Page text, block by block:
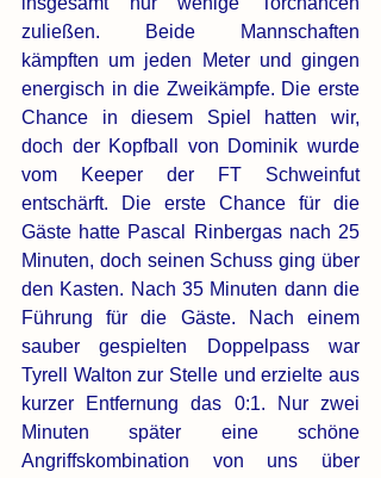
zuließen. Beide Mannschaften
kämpften um jeden Meter und gingen
energisch in die Zweikämpfe. Die erste
Chance in diesem Spiel hatten wir,
doch der Kopfball von Dominik wurde
vom Keeper der FT Schweinfut
entschärft. Die erste Chance für die
Gäste hatte Pascal Rinbergas nach 25
Minuten, doch seinen Schuss ging über
den Kasten. Nach 35 Minuten dann die
Führung für die Gäste. Nach einem
sauber gespielten Doppelpass war
Tyrell Walton zur Stelle und erzielte aus
kurzer Entfernung das 0:1. Nur zwei
Minuten später eine schöne
Angriffskombination von uns über